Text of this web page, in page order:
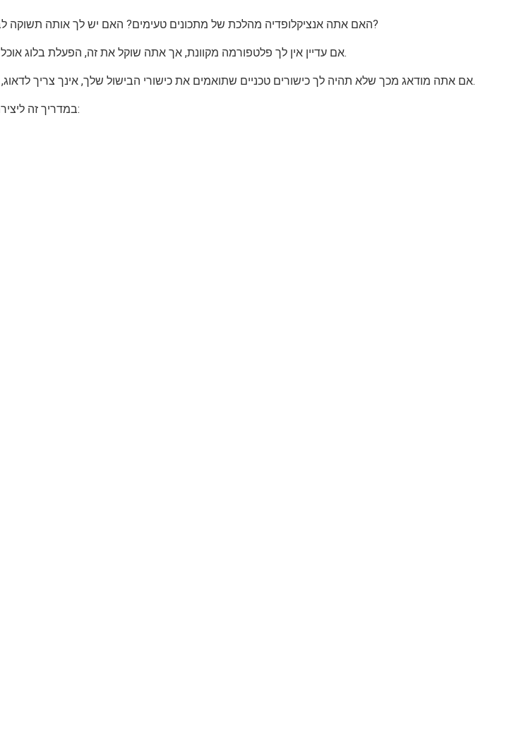
האם אתה אנציקלופדיה מהלכת של מתכונים טעימים? האם יש לך אותה תשוקה לבישול כמו שאחרים לאכול? אולי אתה שף שאפתן שיצא להנגיש את הבישול הבריא והקל לכולם?
אם עדיין אין לך פלטפורמה מקוונת, אך אתה שוקל את זה, הפעלת בלוג אוכל היא דרך מהירה וקלה לחלוק את הידע הקולינרי שלך ולקבל משוב מיידי מקהלים ברחבי העולם.
אם אתה מודאג מכך שלא תהיה לך כישורים טכניים שתואמים את כישורי הבישול שלך, אינך צריך לדאוג, פתיחת בלוג אוכל היא המקבילה להקצאת חביתה - פשוטו כמשמעו כל אחד יכול לעשות את זה.
במדריך זה ליצירת בלוג אוכל, אנו נמסור לך את המתכון להכנת בלוג אוכל מצליח. להלן המרכיבים שתזדקק להם: